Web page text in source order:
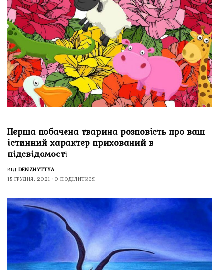
Перша побачена тварина розповість про ваш
істинний характер прихований в
підсвідомості
ВІД DENZHYTTYA
15 ГРУДНЯ, 2021
0 ПОДІЛИТИСЯ